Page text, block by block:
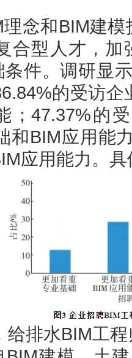
念和BIM建
合型人才，
条件。调研显
的受访
；47.37%的
和BIM应用能
应用能力。
给排水BIM工